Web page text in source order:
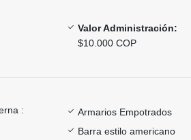
Valor Administración:
$10.000 COP
: Armarios Empotrados
Barra estilo americano